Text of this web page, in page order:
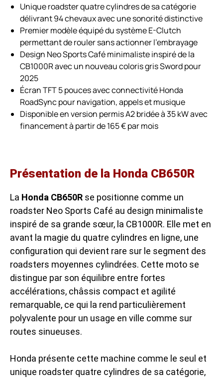
Unique roadster quatre cylindres de sa catégorie
délivrant 94 chevaux avec une sonorité distinctive
Premier modèle équipé du système E-Clutch
permettant de rouler sans actionner l’embrayage
Design Neo Sports Café minimaliste inspiré de la
CB1000R avec un nouveau coloris gris Sword pour
2025
Écran TFT 5 pouces avec connectivité Honda
RoadSync pour navigation, appels et musique
Disponible en version permis A2 bridée à 35 kW avec
financement à partir de 165 € par mois
Présentation de la Honda CB650R
La Honda CB650R se positionne comme un
roadster Neo Sports Café au design minimaliste
inspiré de sa grande sœur, la CB1000R. Elle met en
avant la magie du quatre cylindres en ligne, une
configuration qui devient rare sur le segment des
roadsters moyennes cylindrées. Cette moto se
distingue par son équilibre entre fortes
accélérations, châssis compact et agilité
remarquable, ce qui la rend particulièrement
polyvalente pour un usage en ville comme sur
routes sinueuses.
Honda présente cette machine comme le seul et
unique roadster quatre cylindres de sa catégorie,